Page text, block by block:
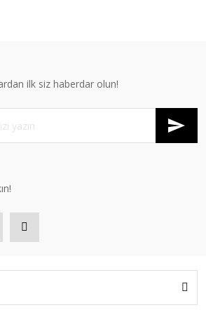
ilk siz haberdar olun!